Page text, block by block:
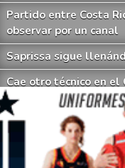
Partido entre Costa
observar por un canal
Saprissa sigue
Cae otro técnico en el
su lugar
Los imperdibles
Saprissa a nivel
Celso Borges
que se informa sobre